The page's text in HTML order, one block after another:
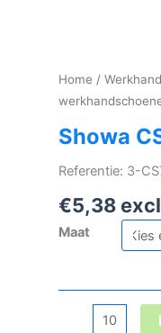
Home /
Showa
Referentie: 3-
€5,38
Maat